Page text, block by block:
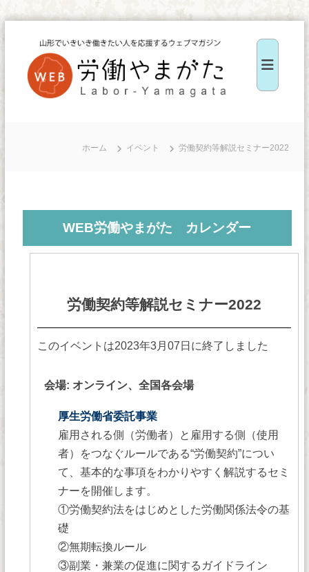
ま
た
ホーム イベント 労働契約等解説セミナー2022
WEB労働やまがた カレンダー
労働契約等解説セミナー2022
このイベントは2023年3月07日に終了しました
会場: オンライン、全国各会場
厚生労働省委託事業
雇用される側（労働者）と雇用する側（使用
者）をつなぐルールである“労働契約”につい
て、基本的な事項をわかりやすく解説するセミ
ナーを開催します。
①労働契約法をはじめとした労働関係法令の基
礎
②無期転換ルール
③副業・兼業の促進に関するガイドライン